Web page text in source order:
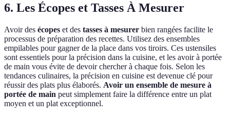
6. Les Écopes et Tasses À Mesurer
Avoir des écopes et des tasses à mesurer bien rangées facilite le
processus de préparation des recettes. Utilisez des ensembles
empilables pour gagner de la place dans vos tiroirs. Ces ustensiles
sont essentiels pour la précision dans la cuisine, et les avoir à portée
de main vous évite de devoir chercher à chaque fois. Selon les
tendances culinaires, la précision en cuisine est devenue clé pour
réussir des plats plus élaborés. Avoir un ensemble de mesure à
portée de main peut simplement faire la différence entre un plat
moyen et un plat exceptionnel.